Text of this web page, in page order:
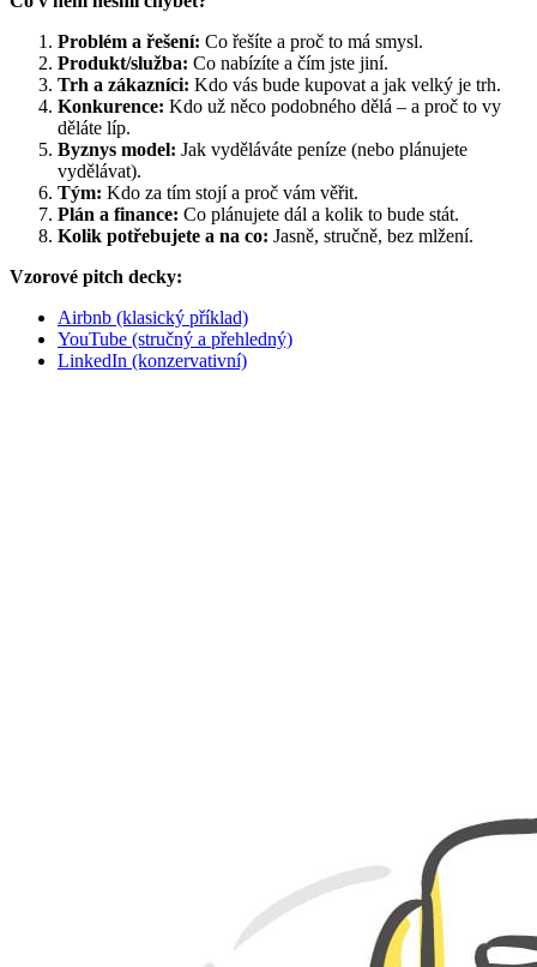
Problém a řešení: Co řešíte a proč to má smysl.
Produkt/služba: Co nabízíte a čím jste jiní.
Trh a zákazníci: Kdo vás bude kupovat a jak velký je trh.
Konkurence: Kdo už něco podobného dělá – a proč to vy
děláte líp.
Byznys model: Jak vyděláváte peníze (nebo plánujete
vydělávat).
Tým: Kdo za tím stojí a proč vám věřit.
Plán a finance: Co plánujete dál a kolik to bude stát.
Kolik potřebujete a na co: Jasně, stručně, bez mlžení.
Vzorové pitch decky:
Airbnb (klasický příklad)
YouTube (stručný a přehledný)
LinkedIn (konzervativní)